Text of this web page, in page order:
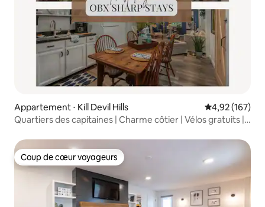
Appartement ⋅ Kill Devil Hills Évaluation
4,92 (167)
Quartiers des capitaines | Charme côtier | Vélos gratuits |
Coup de cœur voyageurs
Coup de cœur voyageurs